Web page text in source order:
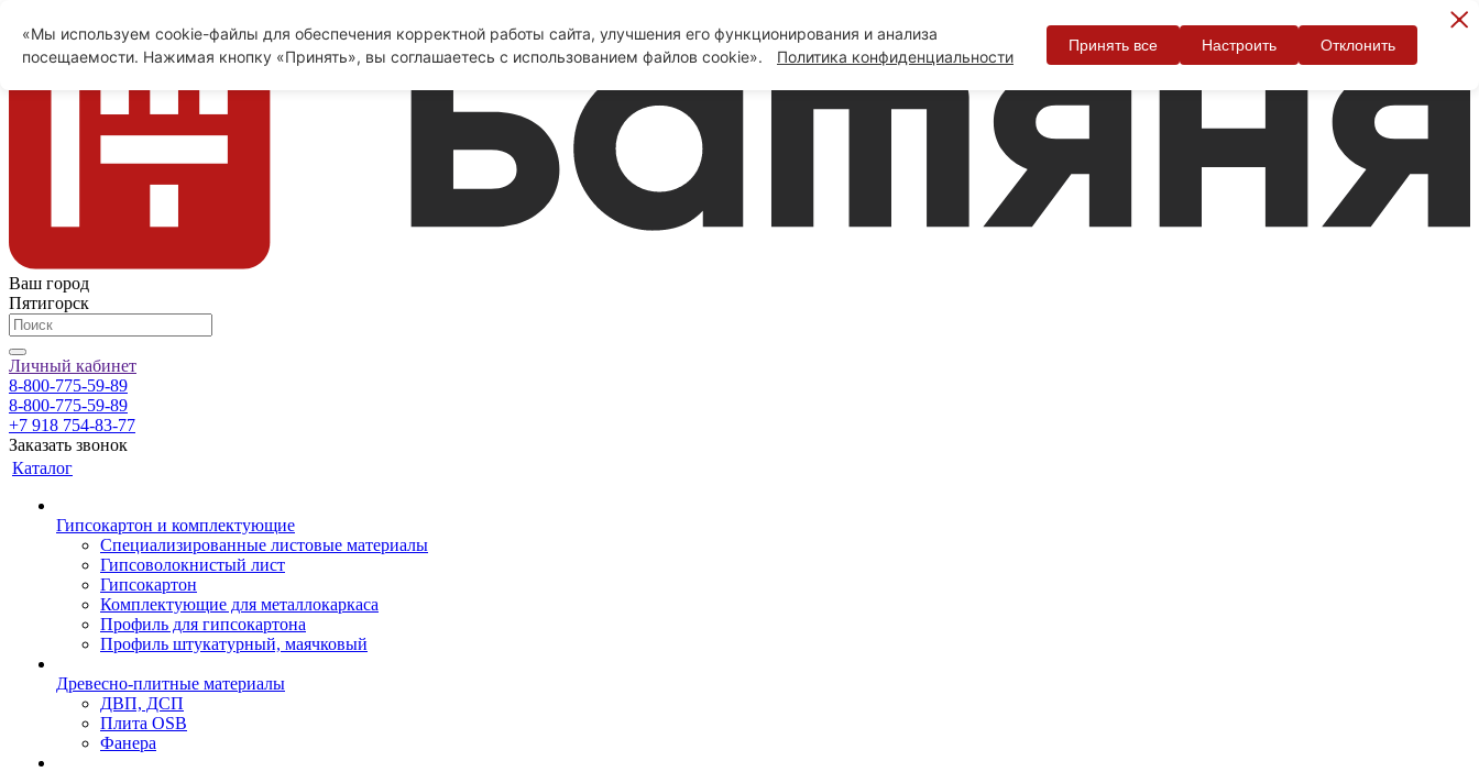
Ваш город
Пятигорск
Личный кабинет
8-800-775-59-89
8-800-775-59-89
+7 918 754-83-77
Заказать звонок
Каталог
Гипсокартон и комплектующие
Специализированные листовые материалы
Гипсоволокнистый лист
Гипсокартон
Комплектующие для металлокаркаса
Профиль для гипсокартона
Профиль штукатурный, маячковый
Древесно-плитные материалы
ДВП, ДСП
Плита OSB
Фанера
«Мы используем cookie-файлы для обеспечения корректной работы сайта, улучшения его функционирования и анализа
посещаемости. Нажимая кнопку «Принять», вы соглашаетесь с использованием файлов cookie».
Политика конфиденциальности
Принять все Настроить Отклонить